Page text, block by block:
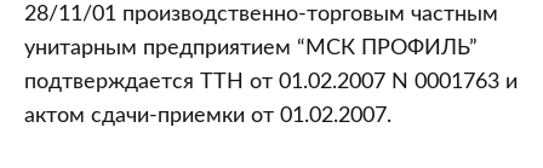
28/11/01 производственно-торговым частным
унитарным предприятием “МСК ПРОФИЛЬ”
подтверждается ТТН от 01.02.2007 N 0001763 и
актом сдачи-приемки от 01.02.2007.